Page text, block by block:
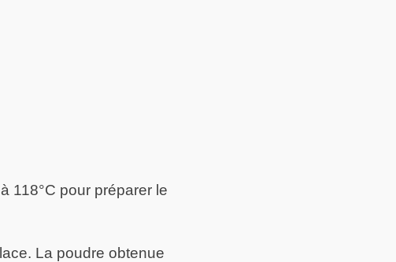
118°C pour préparer le
La poudre obtenue